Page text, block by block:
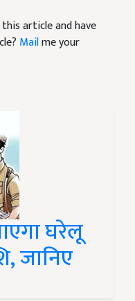
article and have
Mailme your
घरेलू
जानिए